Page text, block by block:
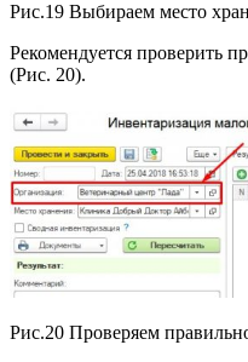
Рис.19 Выбираем место
Рекомендуется проверить
(Рис. 20).
Рис.20 Проверяем